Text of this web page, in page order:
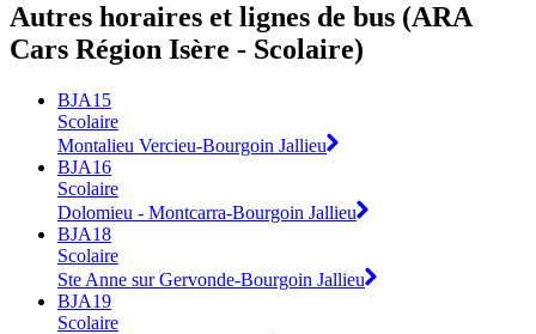
Autres horaires et lignes de bus (ARA
Cars Région Isère - Scolaire)
BJA15
Scolaire
Montalieu Vercieu-Bourgoin Jallieu
BJA16
Scolaire
Dolomieu - Montcarra-Bourgoin Jallieu
BJA18
Scolaire
Ste Anne sur Gervonde-Bourgoin Jallieu
BJA19
Scolaire